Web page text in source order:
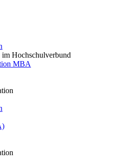
Hochschulverbund
MBA